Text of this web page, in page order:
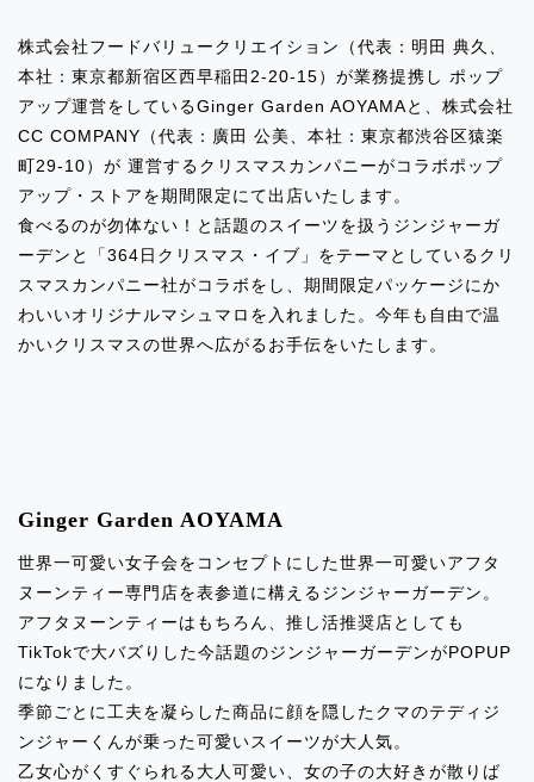
2024.04.24
イベント出店のお知らせ「新浦安駅」
イベント出店のお知らせ「ペリエ千葉」
2024.04.16
イベント出店のお知らせ「ペリエ千葉」
2024.04.08
黒」
2024.03.13
イベント出店のお知らせ「JR上野駅」
2024.02.27
イベント出店のお知らせ「渋谷東急フー
ドショウ」
株式会社フードバリュークリエイション（代表：明田 典久、
本社：東京都新宿区西早稲田2-20-15）が業務提携し ポップ
アップ運営をしているGinger Garden AOYAMAと、株式会社
CC COMPANY（代表：廣田 公美、本社：東京都渋谷区猿楽
町29-10）が 運営するクリスマスカンパニーがコラボポップ
アップ・ストアを期間限定にて出店いたします。
食べるのが勿体ない！と話題のスイーツを扱うジンジャーガ
ーデンと「364日クリスマス・イブ」をテーマとしているクリ
スマスカンパニー社がコラボをし、期間限定パッケージにか
わいいオリジナルマシュマロを入れました。今年も自由で温
かいクリスマスの世界へ広がるお手伝をいたします。
Ginger Garden AOYAMA
世界一可愛い女子会をコンセプトにした世界一可愛いアフタ
ヌーンティー専門店を表参道に構えるジンジャーガーデン。
アフタヌーンティーはもちろん、推し活推奨店としても
TikTokで大バズりした今話題のジンジャーガーデンがPOPUP
になりました。
季節ごとに工夫を凝らした商品に顔を隠したクマのテディジ
ンジャーくんが乗った可愛いスイーツが大人気。
乙女心がくすぐられる大人可愛い、女の子の大好きが散りば